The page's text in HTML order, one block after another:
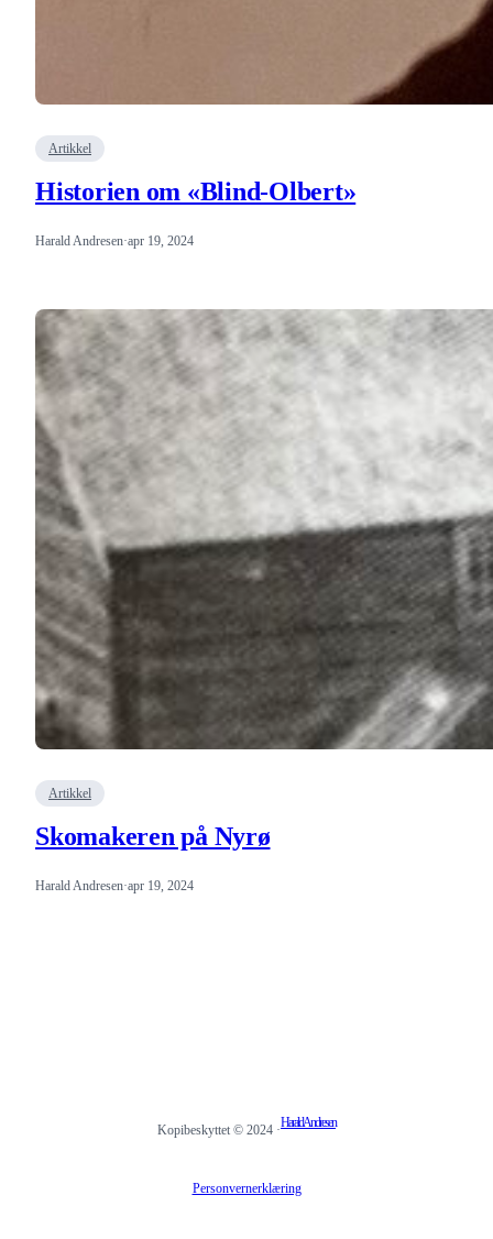
Artikkel
Historien om «Blind-Olbert»
Harald Andresen·apr 19, 2024
Artikkel
Skomakeren på Nyrø
Harald Andresen·apr 19, 2024
Kopibeskyttet © 2024 ·
Harald Andresen
Personvernerklæring